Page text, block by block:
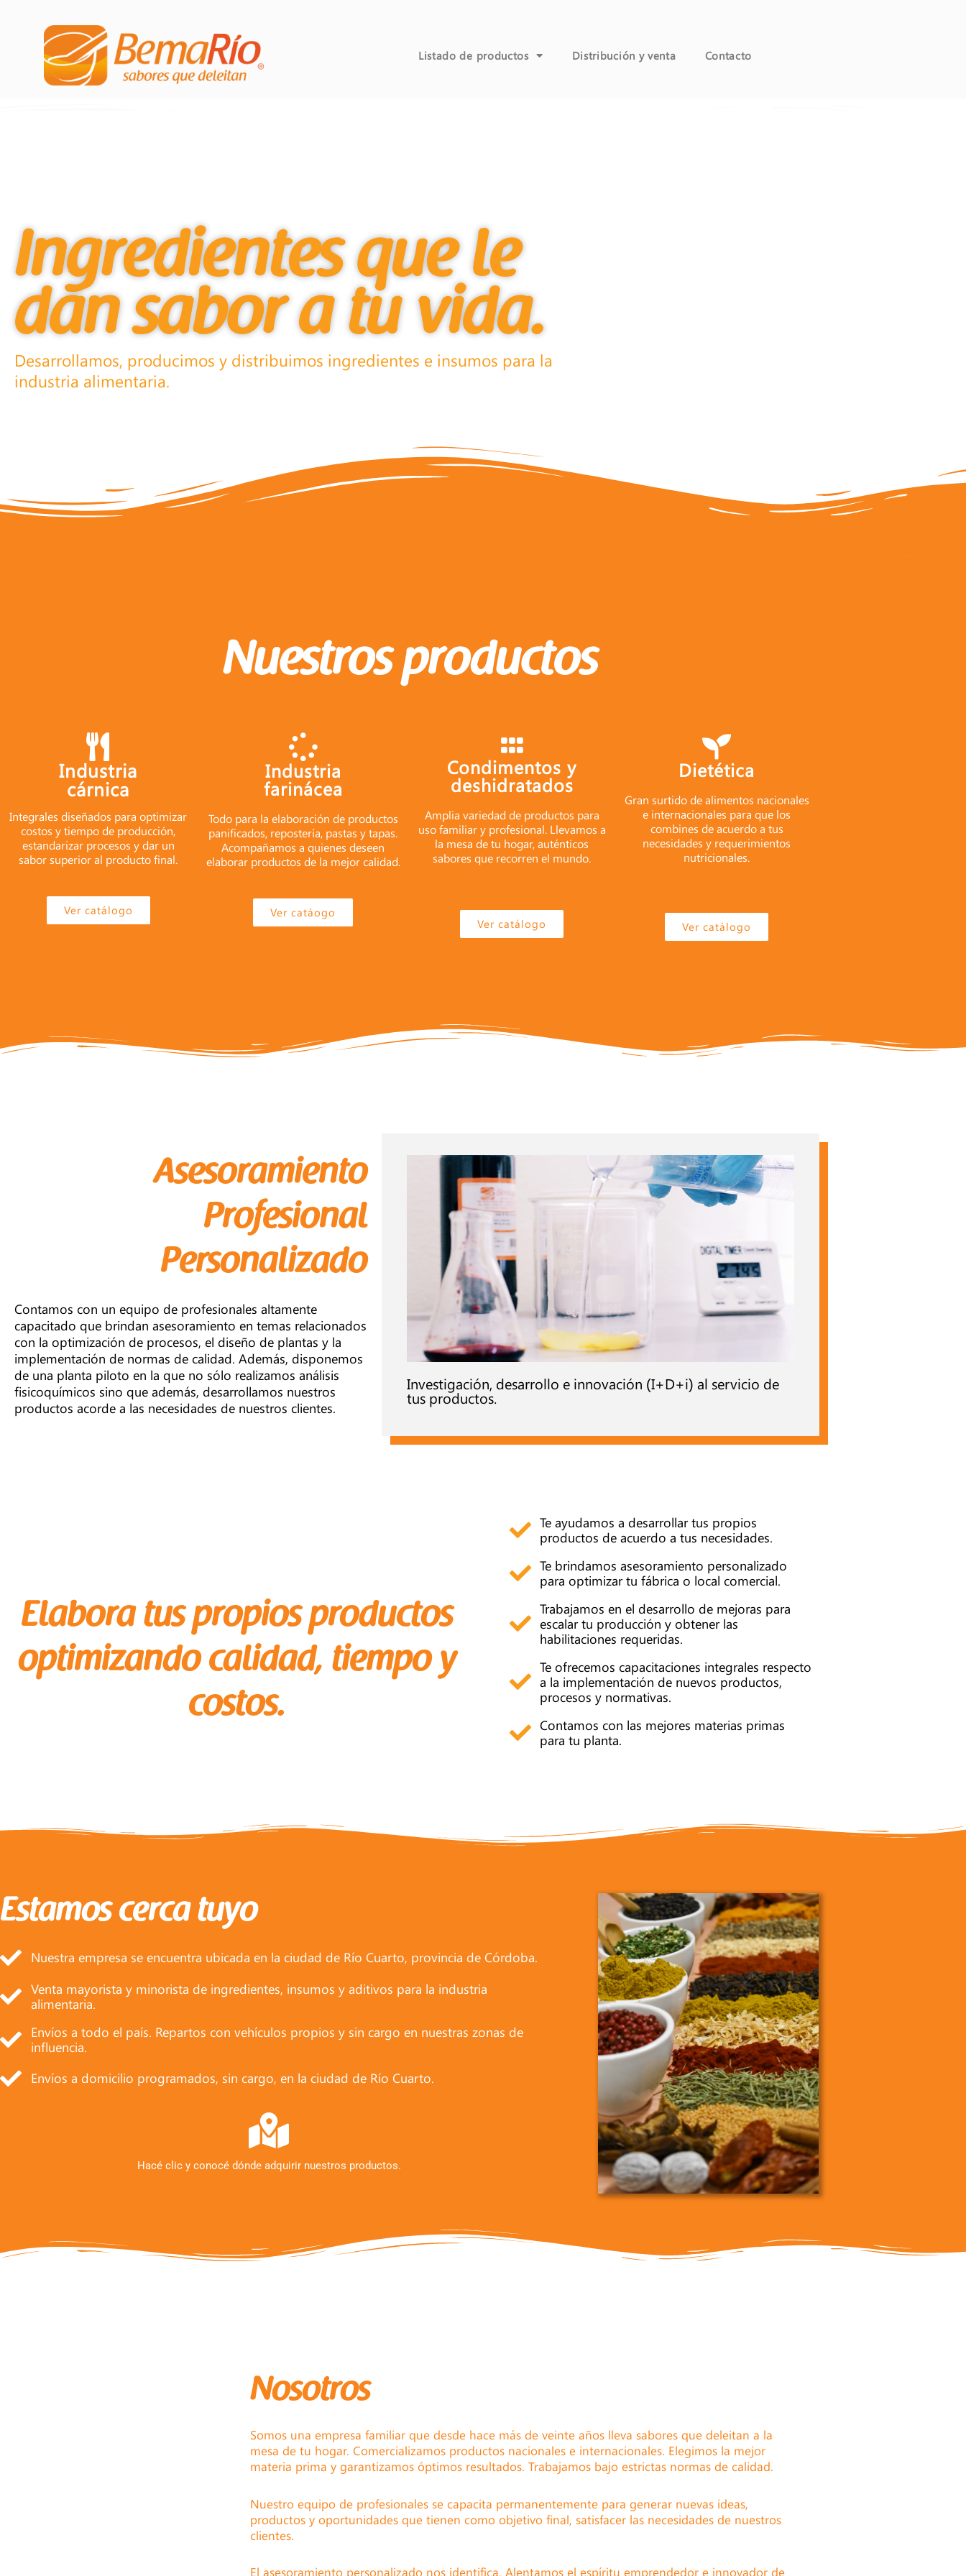
Listado de productos Distribución y venta Contacto
Ingredientes que le
dan sabor a tu vida.
Desarrollamos, producimos y distribuimos ingredientes e insumos para la
industria alimentaria.
Nuestros productos
Industria
cárnica
Integrales diseñados para optimizar
costos y tiempo de producción,
estandarizar procesos y dar un
sabor superior al producto final.
Ver catálogo
Industria
farinácea
Todo para la elaboración de productos
panificados, repostería, pastas y tapas.
Acompañamos a quienes deseen
elaborar productos de la mejor calidad.
Ver catáogo
Condimentos y
deshidratados
Amplia variedad de productos para
uso familiar y profesional. Llevamos a
la mesa de tu hogar, auténticos
sabores que recorren el mundo.
Ver catálogo
Dietética
Gran surtido de alimentos nacionales
e internacionales para que los
combines de acuerdo a tus
necesidades y requerimientos
nutricionales.
Ver catálogo
Asesoramiento
Profesional
Personalizado
Contamos con un equipo de profesionales altamente
capacitado que brindan asesoramiento en temas relacionados
con la optimización de procesos, el diseño de plantas y la
implementación de normas de calidad. Además, disponemos
de una planta piloto en la que no sólo realizamos análisis
fisicoquímicos sino que además, desarrollamos nuestros
productos acorde a las necesidades de nuestros clientes.
Investigación, desarrollo e innovación (I+D+i) al servicio de
tus productos.
Elabora tus propios productos
optimizando calidad, tiempo y
costos.
Te ayudamos a desarrollar tus propios
productos de acuerdo a tus necesidades.
Te brindamos asesoramiento personalizado
para optimizar tu fábrica o local comercial.
Trabajamos en el desarrollo de mejoras para
escalar tu producción y obtener las
habilitaciones requeridas.
Te ofrecemos capacitaciones integrales respecto
a la implementación de nuevos productos,
procesos y normativas.
Contamos con las mejores materias primas
para tu planta.
Estamos cerca tuyo
Nuestra empresa se encuentra ubicada en la ciudad de Río Cuarto, provincia de Córdoba.
Venta mayorista y minorista de ingredientes, insumos y aditivos para la industria
alimentaria.
Envíos a todo el país. Repartos con vehículos propios y sin cargo en nuestras zonas de
influencia.
Envíos a domicilio programados, sin cargo, en la ciudad de Río Cuarto.
Hacé clic y conocé dónde adquirir nuestros productos.
Nosotros
Somos una empresa familiar que desde hace más de veinte años lleva sabores que deleitan a la
mesa de tu hogar. Comercializamos productos nacionales e internacionales. Elegimos la mejor
materia prima y garantizamos óptimos resultados. Trabajamos bajo estrictas normas de calidad.
Nuestro equipo de profesionales se capacita permanentemente para generar nuevas ideas,
productos y oportunidades que tienen como objetivo final, satisfacer las necesidades de nuestros
clientes.
El asesoramiento personalizado nos identifica. Alentamos el espíritu emprendedor e innovador de